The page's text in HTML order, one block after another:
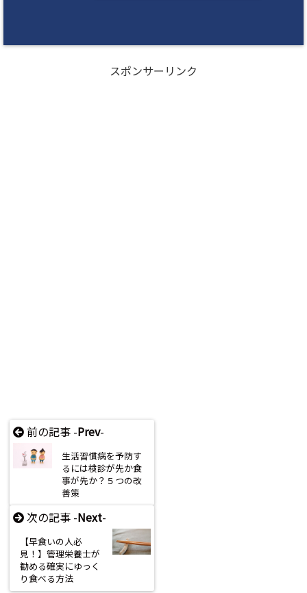
スポンサーリンク
前の記事 -Prev-
生活習慣病を予防す
るには検診が先か食
事が先か？５つの改
善策
次の記事 -Next-
【早食いの人必
見！】管理栄養士が
勧める確実にゆっく
り食べる方法